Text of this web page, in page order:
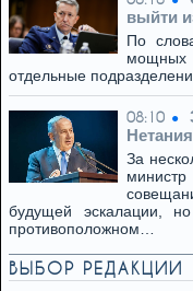
выйти
По
мощных
отдельные
08:10
За
будущей эскалации,
противоположном…
ВЫБОР РЕДАКЦИИ